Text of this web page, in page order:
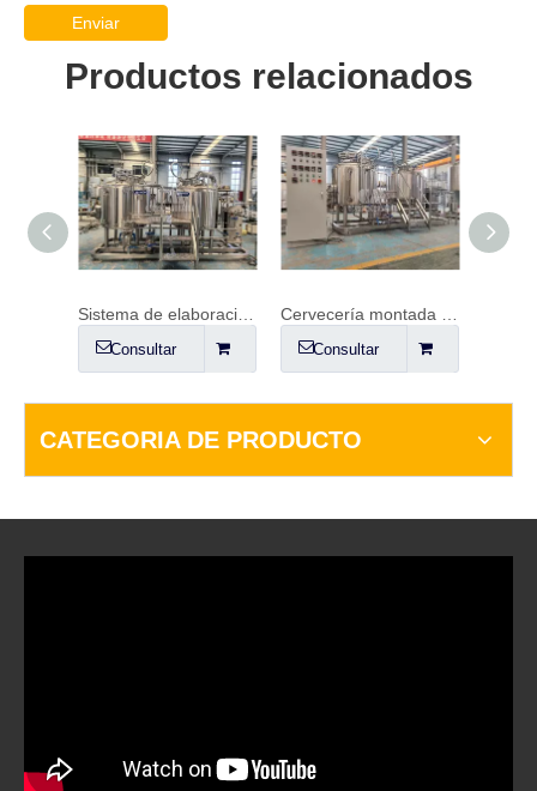
Enviar
Productos relacionados
Consultar Consultar
CATEGORIA DE PRODUCTO